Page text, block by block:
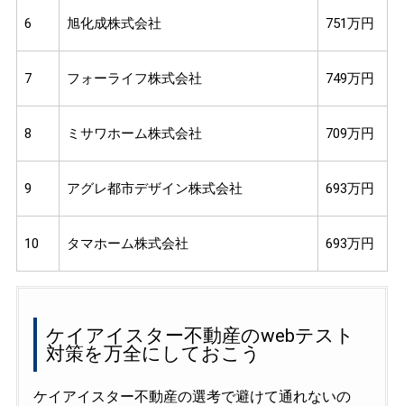
6 旭化成株式会社 751万円
7 フォーライフ株式会社 749万円
8 ミサワホーム株式会社 709万円
9 アグレ都市デザイン株式会社 693万円
10 タマホーム株式会社 693万円
ケイアイスター不動産のwebテスト
対策を万全にしておこう
ケイアイスター不動産の選考で避けて通れないの